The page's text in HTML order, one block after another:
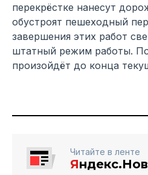
перекрёстке нанесут
обустроят пешеходный
завершения этих работ
штатный режим работы.
произойдёт до конца
Читайте в ленте
Я